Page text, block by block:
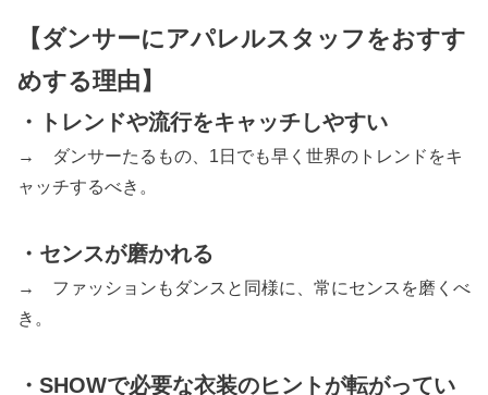
【ダンサーにアパレルスタッフをおすす
めする理由】
・トレンドや流行をキャッチしやすい
→ ダンサーたるもの、1日でも早く世界のトレンドをキ
ャッチするべき。
・センスが磨かれる
→ ファッションもダンスと同様に、常にセンスを磨くべ
き。
・SHOWで必要な衣装のヒントが転がってい